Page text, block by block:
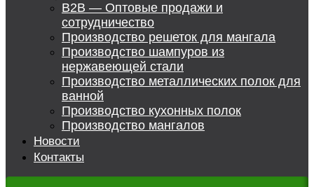
B2B — Оптовые продажи и
сотрудничество
Производство решеток для мангала
Производство шампуров из
нержавеющей стали
Производство металлических полок для
ванной
Производство кухонных полок
Производство мангалов
Новости
Контакты